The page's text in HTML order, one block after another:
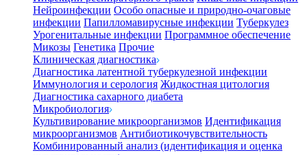
Нейроинфекции Особо опасные и природно-очаговые
инфекции Папилломавирусные инфекции Туберкулез
Урогенитальные инфекции Программное обеспечение
Микозы Генетика Прочие
Клиническая диагностика
Диагностика латентной туберкулезной инфекции
Иммунология и серология Жидкостная цитология
Диагностика сахарного диабета
Микробиология
Культивирование микроорганизмов Идентификация
микроорганизмов Антибиотикочувствительность
Комбинированный анализ (идентификация и оценка